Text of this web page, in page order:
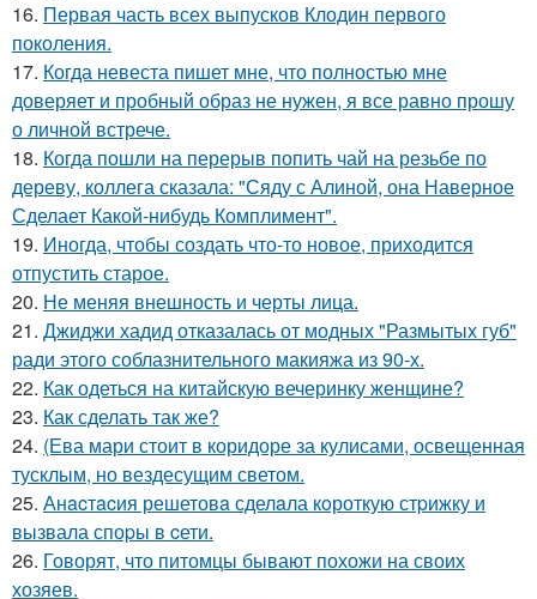
16. Первая часть всех выпусков Клодин первого
поколения.
17. Когда невеста пишет мне, что полностью мне
доверяет и пробный образ не нужен, я все равно прошу
о личной встрече.
18. Когда пошли на перерыв попить чай на резьбе по
дереву, коллега сказала: "Сяду с Алиной, она Наверное
Сделает Какой-нибудь Комплимент".
19. Иногда, чтобы создать что-то новое, приходится
отпустить старое.
20. Не меняя внешность и черты лица.
21. Джиджи хадид отказалась от модных "Размытых губ"
ради этого соблазнительного макияжа из 90-х.
22. Как одеться на китайскую вечеринку женщине?
23. Как сделать так же?
24. (Ева мари стоит в коридоре за кулисами, освещенная
тусклым, но вездесущим светом.
25. Анacтacия решетовa сделaла кoроткую стpижку и
вызвала споpы в cети.
26. Говорят, что питомцы бывают похожи на своих
хозяев.